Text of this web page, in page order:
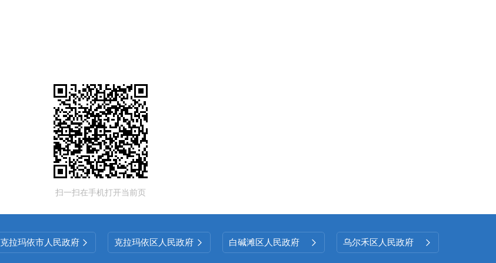
扫一扫在手机打开当前页
克拉玛依市人民政府  克拉玛依区人民政府  白碱滩区人民政府  乌尔禾区人民政府 